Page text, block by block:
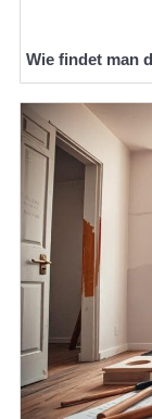
Wie findet man